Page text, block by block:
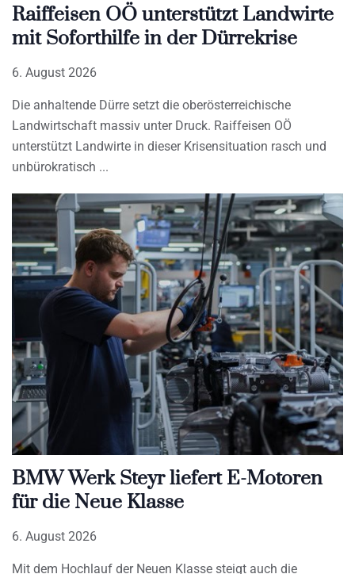
Raiffeisen OÖ unterstützt Landwirte
mit Soforthilfe in der Dürrekrise
6. August 2026
Die anhaltende Dürre setzt die oberösterreichische
Landwirtschaft massiv unter Druck. Raiffeisen OÖ
unterstützt Landwirte in dieser Krisensituation rasch und
unbürokratisch
BMW Werk Steyr liefert E-Motoren
für die Neue Klasse
6. August 2026
Mit dem Hochlauf der Neuen Klasse steigt auch die